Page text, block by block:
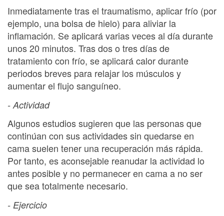
Inmediatamente tras el traumatismo, aplicar frío (por
ejemplo, una bolsa de hielo) para aliviar la
inflamación. Se aplicará varias veces al día durante
unos 20 minutos. Tras dos o tres días de
tratamiento con frío, se aplicará calor durante
periodos breves para relajar los músculos y
aumentar el flujo sanguíneo.
- Actividad
Algunos estudios sugieren que las personas que
continúan con sus actividades sin quedarse en
cama suelen tener una recuperación más rápida.
Por tanto, es aconsejable reanudar la actividad lo
antes posible y no permanecer en cama a no ser
que sea totalmente necesario.
- Ejercicio